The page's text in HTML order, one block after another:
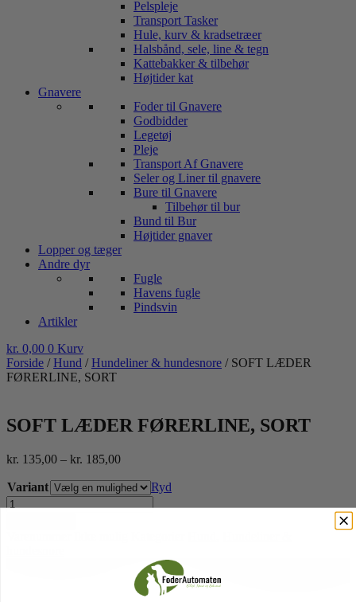
Pelspleje
Transport Tasker
Hule, kurv & kradsetræer
Halsbånd, sele, line & tegn
Kattebakker & tilbehør
Højtider kat
Gnavere
Foder til Gnavere
Godbidder
Legetøj
Pleje
Transport Af Gnavere
Seler og Liner til gnavere
Bure til Gnavere
Tilbehør til bur
Bund til Bur
Højtider gnaver
Lopper og tæger
Andre dyr
Fugle
Havens fugle
Pindsvin
Artikler
kr. 0,00 0 Kurv
Forside /Hund /Hundeliner & hundesnore / SOFT LÆDER
FØRERLINE, SORT
SOFT LÆDER FØRERLINE, SORT
kr. 135,00 – kr. 185,00Prisinterval:
til
kr. 185,00
Variant
Ryd
SOFT